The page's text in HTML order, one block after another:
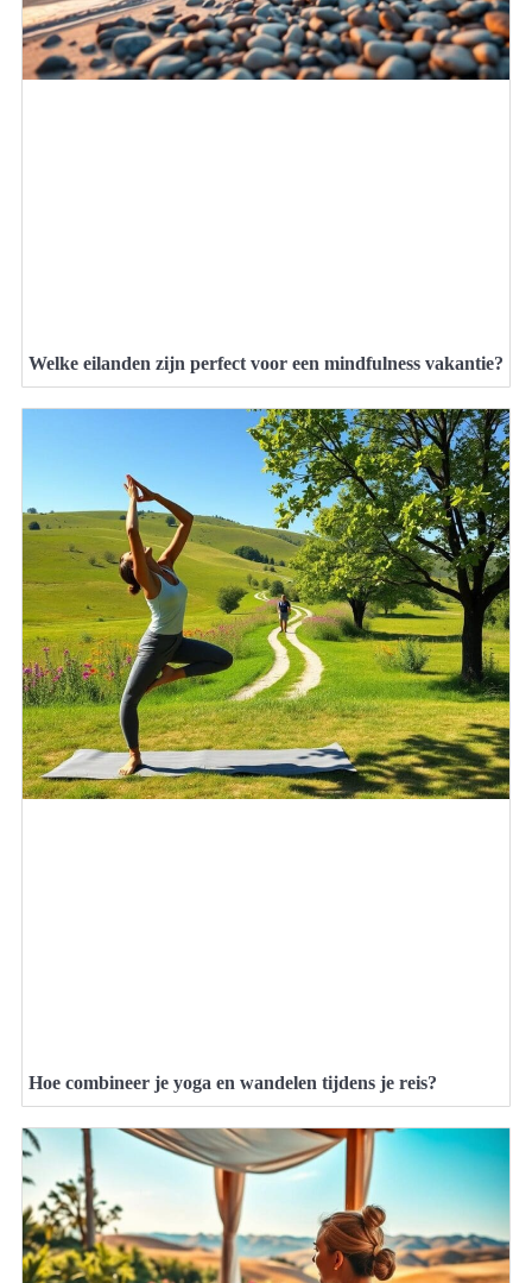
Welke eilanden zijn perfect voor een mindfulness vakantie?
Hoe combineer je yoga en wandelen tijdens je reis?